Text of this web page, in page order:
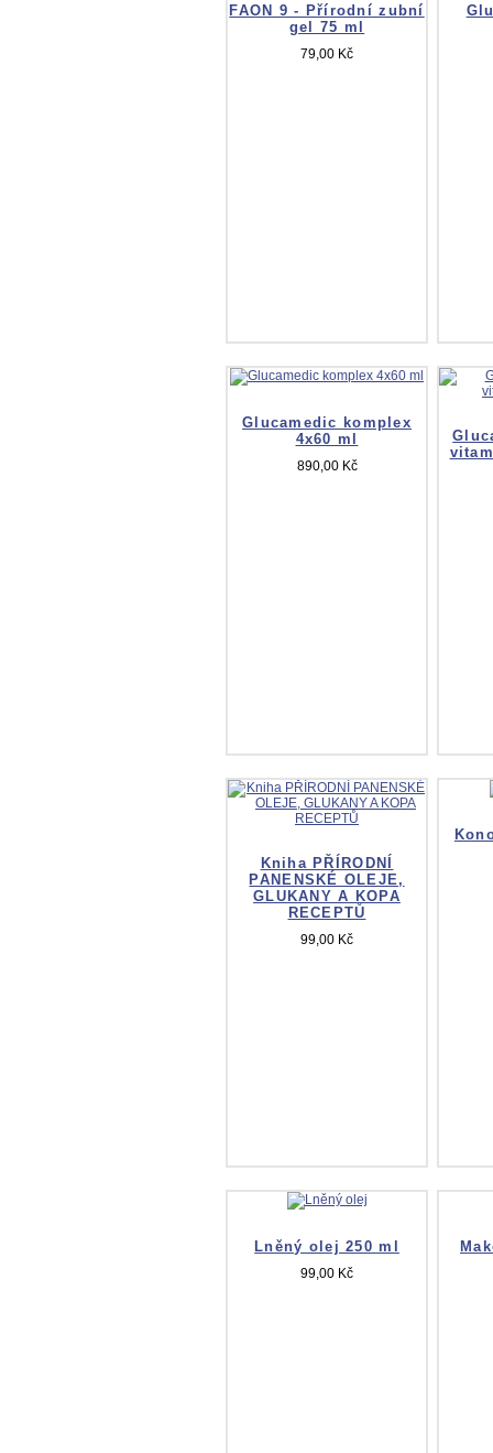
FAON 9 - Přírodní zubní
gel 75 ml
79,00 Kč
Glucamedic komplex
4x60 ml
890,00 Kč
Kniha PŘÍRODNÍ
PANENSKÉ OLEJE,
GLUKANY A KOPA
RECEPTŮ
99,00 Kč
Lněný olej 250 ml
99,00 Kč